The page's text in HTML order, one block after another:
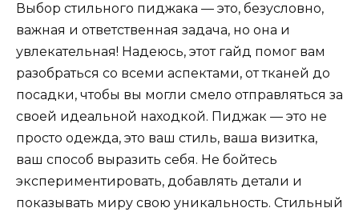
Выбор стильного пиджака — это, безусловно,
важная и ответственная задача, но она и
увлекательная! Надеюсь, этот гайд помог вам
разобраться со всеми аспектами, от тканей до
посадки, чтобы вы могли смело отправляться за
своей идеальной находкой. Пиджак — это не
просто одежда, это ваш стиль, ваша визитка,
ваш способ выразить себя. Не бойтесь
экспериментировать, добавлять детали и
показывать миру свою уникальность. Стильный